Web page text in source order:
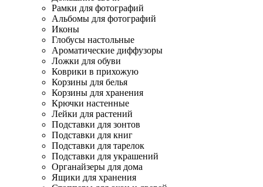
Рамки для фотографий
Альбомы для фотографий
Иконы
Глобусы настольные
Ароматические диффузоры
Ложки для обуви
Коврики в прихожую
Корзины для белья
Корзины для хранения
Крючки настенные
Лейки для растений
Подставки для зонтов
Подставки для книг
Подставки для тарелок
Подставки для украшений
Органайзеры для дома
Ящики для хранения